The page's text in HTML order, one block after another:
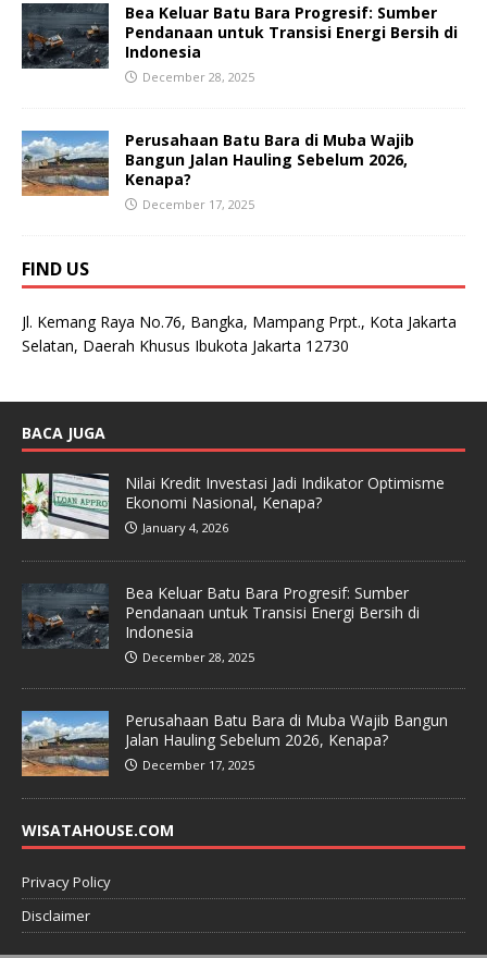
Bea Keluar Batu Bara Progresif: Sumber
Pendanaan untuk Transisi Energi Bersih di
Indonesia
December 28, 2025
Perusahaan Batu Bara di Muba Wajib
Bangun Jalan Hauling Sebelum 2026,
Kenapa?
December 17, 2025
FIND US
Jl. Kemang Raya No.76, Bangka, Mampang Prpt., Kota Jakarta
Selatan, Daerah Khusus Ibukota Jakarta 12730
BACA JUGA
Nilai Kredit Investasi Jadi Indikator Optimisme
Ekonomi Nasional, Kenapa?
January 4, 2026
Bea Keluar Batu Bara Progresif: Sumber
Pendanaan untuk Transisi Energi Bersih di
Indonesia
December 28, 2025
Perusahaan Batu Bara di Muba Wajib Bangun
Jalan Hauling Sebelum 2026, Kenapa?
December 17, 2025
WISATAHOUSE.COM
Privacy Policy
Disclaimer